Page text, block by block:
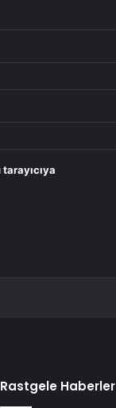
Rastgele Haberler